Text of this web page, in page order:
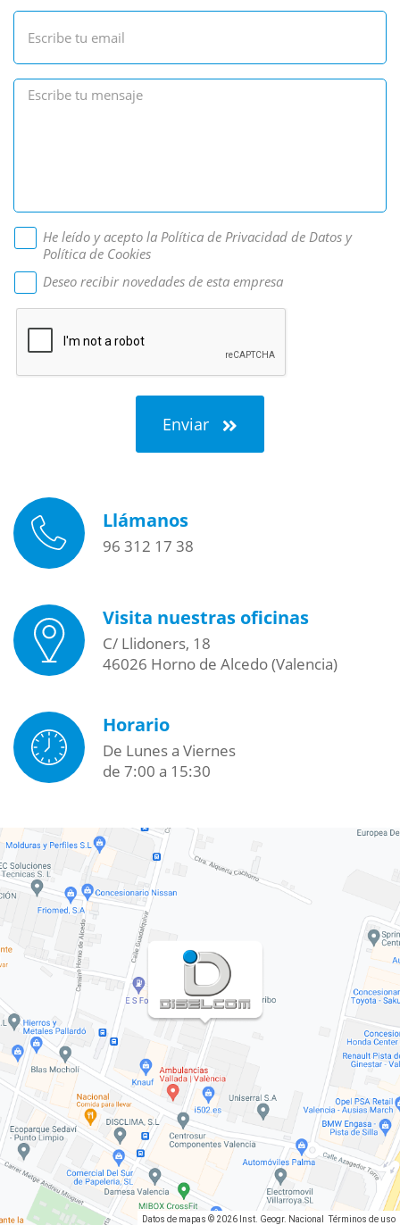
Llámanos
96 312 17 38
Visita nuestras oficinas
C/ Llidoners, 18
46026 Horno de Alcedo (Valencia)
Horario
De Lunes a Viernes
de 7:00 a 15:30
He leído y acepto la Política de Privacidad de Datos y
Política de Cookies
Deseo recibir novedades de esta empresa
Enviar
Datos de mapas © 2026 Inst. Geogr. Nacional Términos de uso